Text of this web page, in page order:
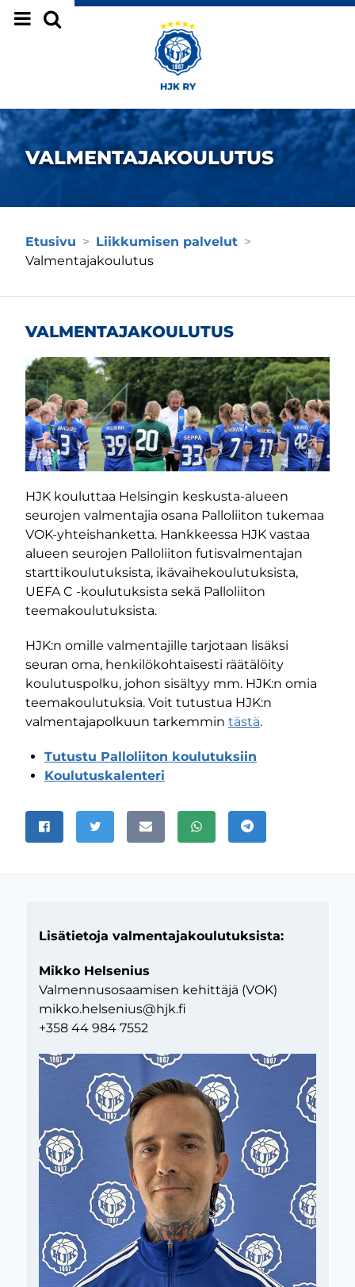
Siirry sivun sisältöön
VALMENTAJAKOULUTUS
Etusivu > Liikkumisen palvelut >
Valmentajakoulutus
VALMENTAJAKOULUTUS
HJK kouluttaa Helsingin keskusta-alueen
seurojen valmentajia osana Palloliiton tukemaa
VOK-yhteishanketta. Hankkeessa HJK vastaa
alueen seurojen Palloliiton futisvalmentajan
starttikoulutuksista, ikävaihekoulutuksista,
UEFA C -koulutuksista sekä Palloliiton
teemakoulutuksista.
HJK:n omille valmentajille tarjotaan lisäksi
seuran oma, henkilökohtaisesti räätälöity
koulutuspolku, johon sisältyy mm. HJK:n omia
teemakoulutuksia. Voit tutustua HJK:n
valmentajapolkuun tarkemmin tästä.
Tutustu Palloliiton koulutuksiin
Koulutuskalenteri
JAA SIVU
Jaa Facebookissa
Jaa TwitterissäJaa sähköpostitse
Jaa WhatsAppissa
Jaa Telegramissa
Lisätietoja valmentajakoulutuksista:
Mikko Helsenius
Valmennusosaamisen kehittäjä (VOK)
mikko.helsenius@hjk.fi
+358 44 984 7552
sivu
kanava